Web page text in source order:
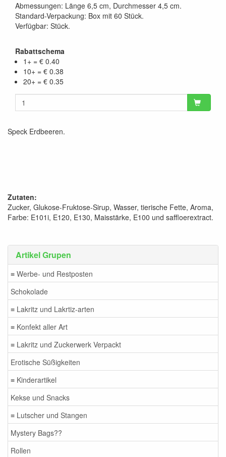
Artikel Grupen
≡ Werbe- und Restposten
Schokolade
≡ Lakritz und Lakrtiz-arten
≡ Konfekt aller Art
≡ Lakritz und Zuckerwerk Verpackt
Erotische Süßigkeiten
≡ Kinderartikel
Kekse und Snacks
≡ Lutscher und Stangen
Mystery Bags??
Rollen
Abmessungen: Länge 6,5 cm, Durchmesser 4,5 cm.
Standard-Verpackung: Box mit 60 Stück.
Verfügbar: Stück.
Rabattschema
1+ = € 0.40
10+ = € 0.38
20+ = € 0.35
Speck Erdbeeren.
Zutaten:
Zucker, Glukose-Fruktose-Sirup, Wasser, tierische Fette, Aroma,
Farbe: E101i, E120, E130, Maisstärke, E100 und saffloerextract.